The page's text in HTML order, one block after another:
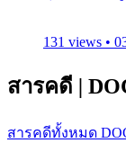
131 views •
สารคดี |
สารคดีทั้งหมด